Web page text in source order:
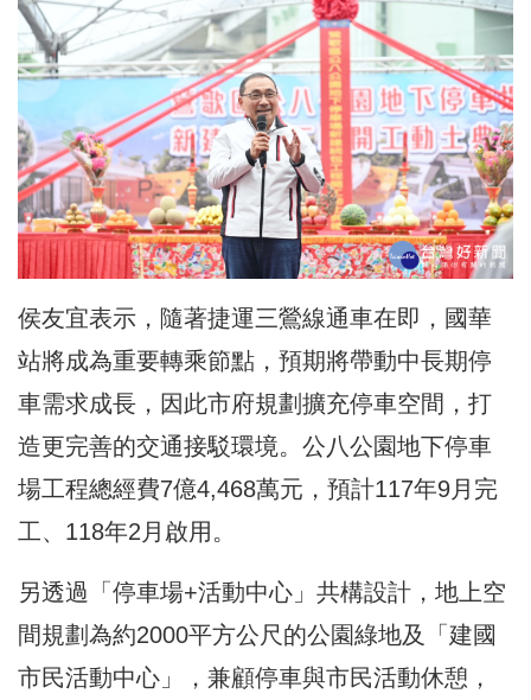
侯友宜表示，隨著捷運三鶯線通車在即，國華
站將成為重要轉乘節點，預期將帶動中長期停
車需求成長，因此市府規劃擴充停車空間，打
造更完善的交通接駁環境。公八公園地下停車
場工程總經費7億4,468萬元，預計117年9月完
工、118年2月啟用。
另透過「停車場+活動中心」共構設計，地上空
間規劃為約2000平方公尺的公園綠地及「建國
市民活動中心」，兼顧停車與市民活動休憩，